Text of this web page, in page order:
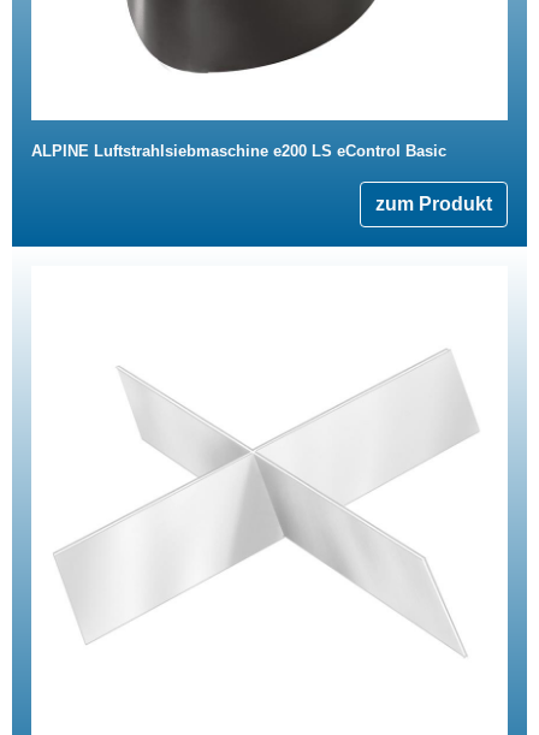
ALPINE Luftstrahlsiebmaschine e200 LS eControl Basic
zum Produkt